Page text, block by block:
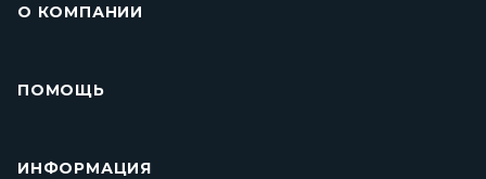
О КОМПАНИИ
ПОМОЩЬ
ИНФОРМАЦИЯ